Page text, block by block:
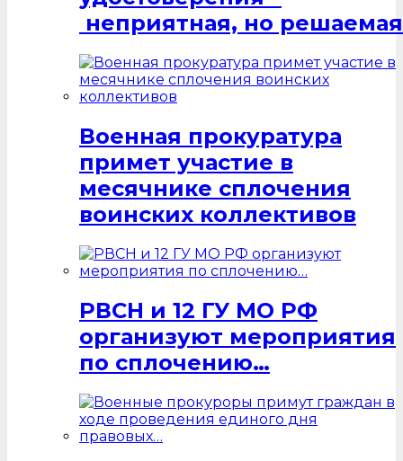
неприятная, но
Военная прокуратура
примет участие в
месячнике сплочения
воинских коллективов
РВСН и 12 ГУ МО РФ
организуют мероприятия
по сплочению…